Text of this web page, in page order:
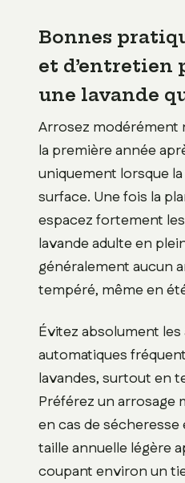
Bonnes
et d’entretien
une lavande
Arrosez
la première année
uniquement lorsque
surface. Une fois la
espacez fortement
lavande adulte en
généralement aucun
tempéré, même en
Évitez absolument
automatiques
lavandes, surtout en
Préférez un arrosage
en cas de
taille annuelle légère
coupant environ un